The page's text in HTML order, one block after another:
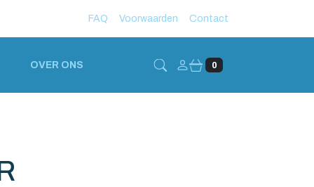
FAQ Voorwaarden Contact
OVER ONS Account 0